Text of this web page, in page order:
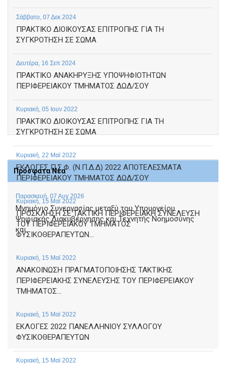
Σάββατο, 07 Δεκ 2024
ΠΡΑΚΤΙΚΟ ΔΙΟΙΚΟΥΣΑΣ ΕΠΙΤΡΟΠΗΣ ΓΙΑ ΤΗ
ΣΥΓΚΡΟΤΗΣΗ ΣΕ ΣΩΜΑ
Δευτέρα, 16 Σεπ 2024
ΠΡΑΚΤΙΚΟ ΑΝΑΚΗΡΥΞΗΣ ΥΠΟΨΗΦΙΟΤΗΤΩΝ
ΠΕΡΙΦΕΡΕΙΑΚΟΥ ΤΜΗΜΑΤΟΣ ΔΩΔ/ΣΟΥ
Κυριακή, 05 Ιουν 2022
ΠΡΑΚΤΙΚΟ ΔΙΟΙΚΟΥΣΑΣ ΕΠΙΤΡΟΠΗΣ ΓΙΑ ΤΗ
ΣΥΓΚΡΟΤΗΣΗ ΣΕ ΣΩΜΑ
Κυριακή, 22 Μαϊ 2022
ΕΚΛΟΓΕΣ Π.Σ.Φ. (Ν.Π.Δ.Δ) 2022 ΑΠΟΤΕΛΕΣΜΑΤΑ
ΠΕΡΙΦΕΡΕΙΑΚΟΥ ΤΜΗΜΑΤΟΣ ΔΩΔ/ΣΟΥ
Κυριακή, 15 Μαϊ 2022
ΠΡΟΣΚΛΗΣΗ ΣΕ TAKTIKH ΠΕΡΙΦΕΡΕΙΑΚΗ ΣΥΝΕΛΕΥΣΗ
ΤΟΥ ΠΕΡΙΦΕΡΕΙΑΚΟΥ ΤΜΗΜΑΤΟΣ
ΦΥΣΙΚΟΘΕΡΑΠΕΥΤΩΝ...
Κυριακή, 15 Μαϊ 2022
ΑΝΑΚΟΙΝΩΣΗ ΠΡΑΓΜΑΤΟΠΟΙΗΣΗΣ TAKTIKHΣ
ΠΕΡΙΦΕΡΕΙΑΚΗΣ ΣΥΝΕΛΕΥΣΗΣ ΤΟΥ ΠΕΡΙΦΕΡΕΙΑΚΟΥ
ΤΜΗΜΑΤΟΣ...
Κυριακή, 15 Μαϊ 2022
EKΛΟΓΕΣ 2022 ΠΑΝΕΛΛΗΝΙΟΥ ΣΥΛΛΟΓΟΥ
ΦΥΣΙΚΟΘΕΡΑΠΕΥΤΩΝ
Κυριακή, 15 Μαϊ 2022
Πρόσφατα Νέα
Παρασκευή, 07 Αυγ 2026
Μνημόνιο Συνεργασίας μεταξύ του Υπουργείου
Ψηφιακής Διακυβέρνησης και Τεχνητής Νοημοσύνης
και...